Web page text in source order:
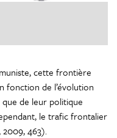
cette frontière
fonction de l’évolution
que de leur politique
le trafic frontalier
2009, 463).